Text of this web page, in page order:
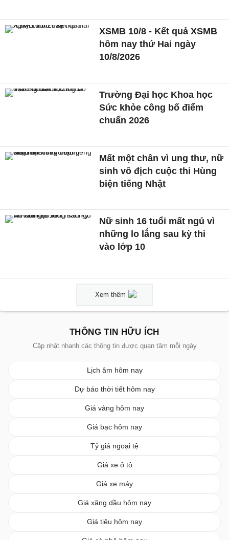
XSMB 10/8 - Kết quả XSMB
hôm nay thứ Hai ngày
10/8/2026
Trường Đại học Khoa học
Sức khỏe công bố điểm
chuẩn 2026
Mất một chân vì ung thư, nữ
sinh vô địch cuộc thi Hùng
biện tiếng Nhật
Nữ sinh 16 tuổi mất ngủ vì
những lo lắng sau kỳ thi
vào lớp 10
Xem thêm
THÔNG TIN HỮU ÍCH
Cập nhật nhanh các thông tin được quan tâm mỗi ngày
Lịch âm hôm nay
Dự báo thời tiết hôm nay
Giá vàng hôm nay
Giá bạc hôm nay
Tỷ giá ngoại tệ
Giá xe ô tô
Giá xe máy
Giá xăng dầu hôm nay
Giá tiêu hôm nay